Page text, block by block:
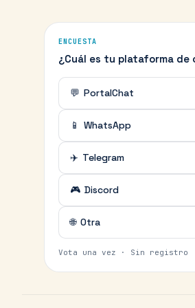
ENCUESTA
¿Cuál es tu plataforma
💬 PortalChat
📱 WhatsApp
✈️ Telegram
🎮 Discord
🌐 Otra
Vota una vez · Sin registro